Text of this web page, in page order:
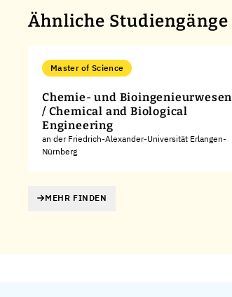
Ähnliche Studiengänge
Master of Science
Chemie- und Bioingenieurwesen
/ Chemical and Biological
Engineering
an der Friedrich-Alexander-Universität Erlangen-
Nürnberg
MEHR FINDEN